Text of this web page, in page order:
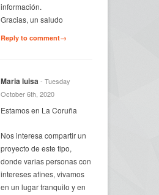
información.
Gracias, un saludo
Reply to comment→
Maria luisa- Tuesday
October 6th, 2020
Estamos en La Coruña
Nos interesa compartir un
proyecto de este tipo,
donde varias personas con
intereses afines, vivamos
en un lugar tranquilo y en